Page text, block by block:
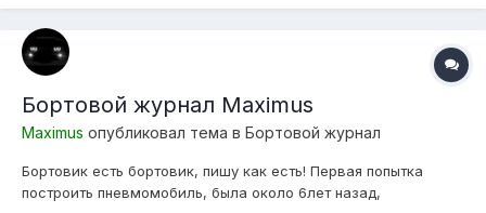
Бортовой журнал Maximus
Maximus опубликовал тема в Бортовой журнал
Бортовик есть бортовик, пишу как есть! Первая попытка
построить пневмомобиль, была около 6лет назад,